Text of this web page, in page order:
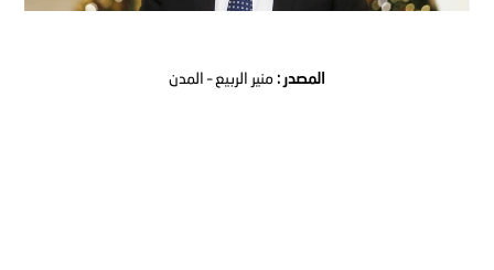
المصدر : منير الربيع–المدن